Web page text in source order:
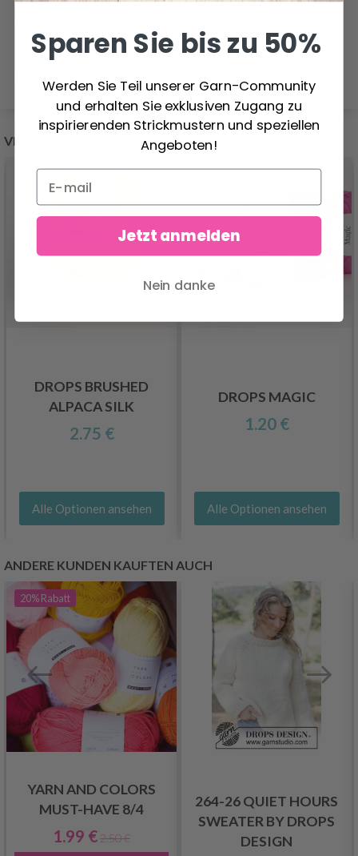
BITTE BEACHTEN: Die Angabe der Nadelstärke ist nur
als oben genannt haben, zu einer dickeren Nadelstärke
wechseln. Wenn Sie auf 10 cm weniger Maschen als oben
VERWANDTE PRODUKTE
DROPS BRUSHED
ALPACA SILK
2.75 €
Alle Optionen ansehen
DROPS MAGIC
1.20 €
Alle Optionen ansehen
ANDERE KUNDEN KAUFTEN AUCH
20%Rabatt
YARN AND COLORS
MUST-HAVE 8/4
1.99 €2.50 €
264-26 QUIET HOURS
SWEATER BY DROPS
DESIGN
Sparen Sie bis zu 50%
Werden Sie Teil unserer Garn-Community
und erhalten Sie exklusiven Zugang zu
inspirierenden Strickmustern und speziellen
Angeboten!
Jetzt anmelden
Nein danke